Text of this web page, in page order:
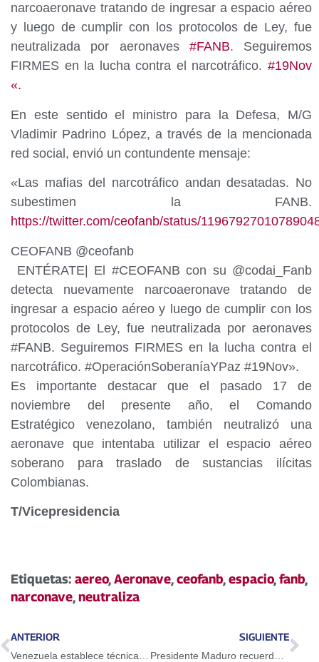
narcoaeronave tratando de ingresar a espacio aéreo
y luego de cumplir con los protocolos de Ley, fue
neutralizada por aeronaves #FANB. Seguiremos
FIRMES en la lucha contra el narcotráfico. #19Nov
«.
En este sentido el ministro para la Defesa, M/G
Vladimir Padrino López, a través de la mencionada
red social, envió un contundente mensaje:
«Las mafias del narcotráfico andan desatadas. No
subestimen la FANB.
https://twitter.com/ceofanb/status/
CEOFANB @ceofanb
ENTÉRATE| El #CEOFANB con su @codai_Fanb
detecta nuevamente narcoaeronave tratando de
ingresar a espacio aéreo y luego de cumplir con los
protocolos de Ley, fue neutralizada por aeronaves
#FANB. Seguiremos FIRMES en la lucha contra el
narcotráfico. #OperaciónSoberaníaYPaz #19Nov».
Es importante destacar que el pasado 17 de
noviembre del presente año, el Comando
Estratégico venezolano, también neutralizó una
aeronave que intentaba utilizar el espacio aéreo
soberano para traslado de sustancias ilícitas
Colombianas.
T/Vicepresidencia
Etiquetas: aereo,Aeronave,ceofanb,espacio,fanb,
narconave,neutraliza
ANTERIOR
Venezuela establece técnicas biotecnológicas para reproducir especies de plantas
SIGUIENTE
Presidente Maduro recuerda al revolucionario Alí Rodríguez a un año de su partida